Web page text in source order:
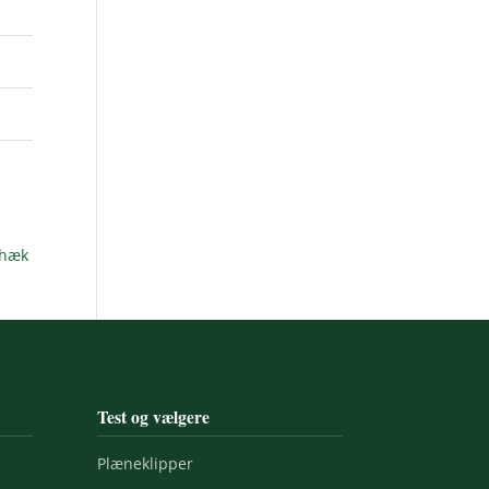
Test og vælgere
Plæneklipper